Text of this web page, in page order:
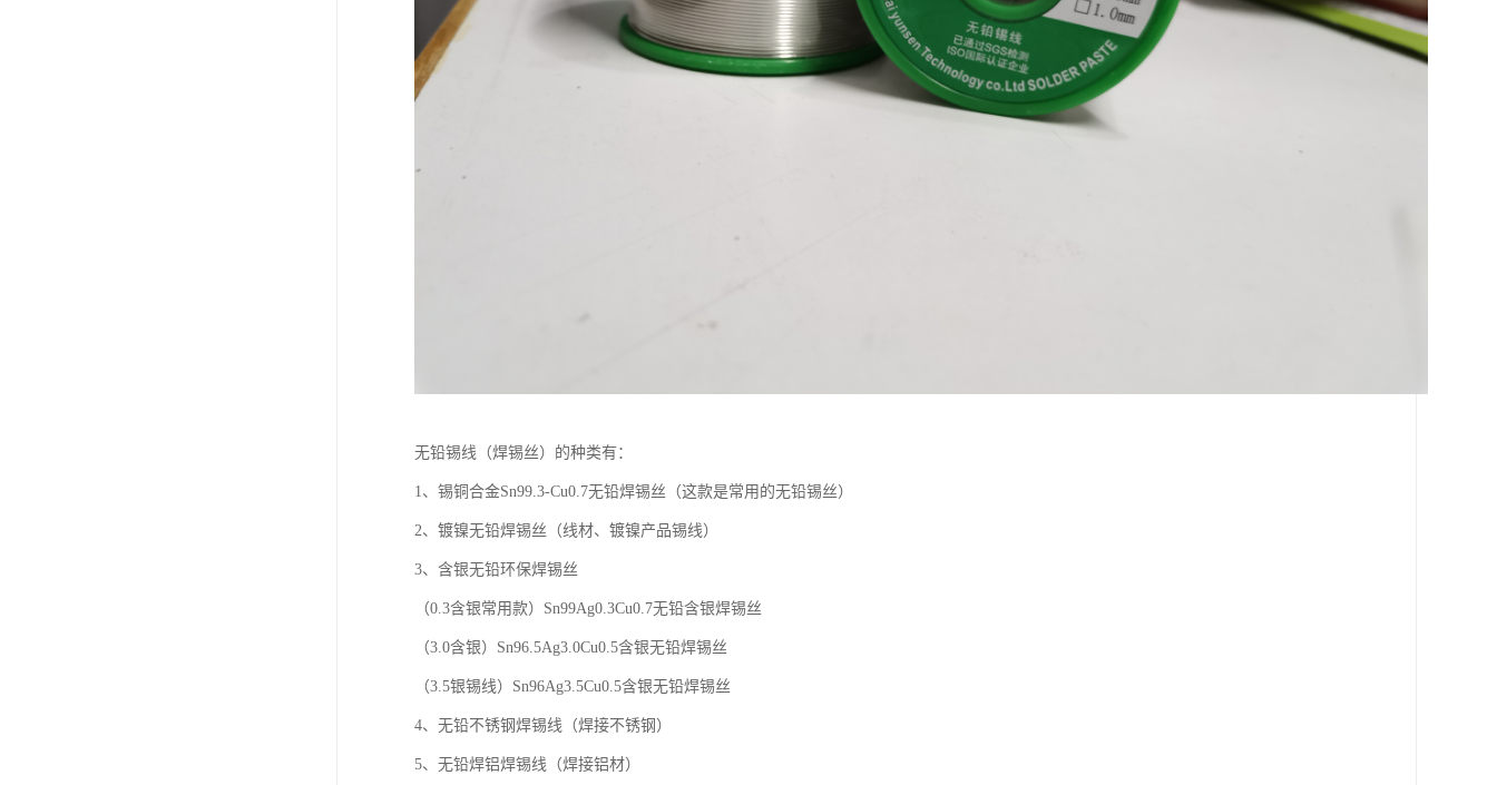
无铅锡线（焊锡丝）的种类有：
1、锡铜合金Sn99.3-Cu0.7无铅焊锡丝（这款是常用的无铅锡丝）
2、镀镍无铅焊锡丝（线材、镀镍产品锡线）
3、含银无铅环保焊锡丝
（0.3含银常用款）Sn99Ag0.3Cu0.7无铅含银焊锡丝
（3.0含银）Sn96.5Ag3.0Cu0.5含银无铅焊锡丝
（3.5银锡线）Sn96Ag3.5Cu0.5含银无铅焊锡丝
4、无铅不锈钢焊锡线（焊接不锈钢）
5、无铅焊铝焊锡线（焊接铝材）